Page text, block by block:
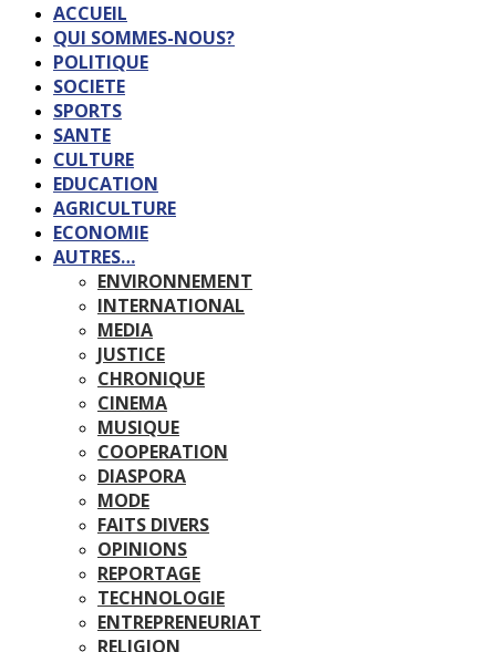
ACCUEIL
QUI SOMMES-NOUS?
POLITIQUE
SOCIETE
SPORTS
SANTE
CULTURE
EDUCATION
AGRICULTURE
ECONOMIE
AUTRES…
ENVIRONNEMENT
INTERNATIONAL
MEDIA
JUSTICE
CHRONIQUE
CINEMA
MUSIQUE
COOPERATION
DIASPORA
MODE
FAITS DIVERS
OPINIONS
REPORTAGE
TECHNOLOGIE
ENTREPRENEURIAT
RELIGION